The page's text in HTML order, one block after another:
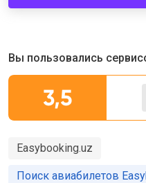
Вы пользовались
3,5
Easybooking.uz
Поиск авиабилетов